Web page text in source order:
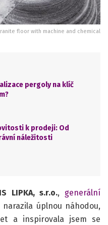
floor with machine and chemical
pergoly na klíč
k prodeji: Od
náležitosti
LIPKA, s.r.o., generální
narazila úplnou náhodou,
a inspirovala jsem se